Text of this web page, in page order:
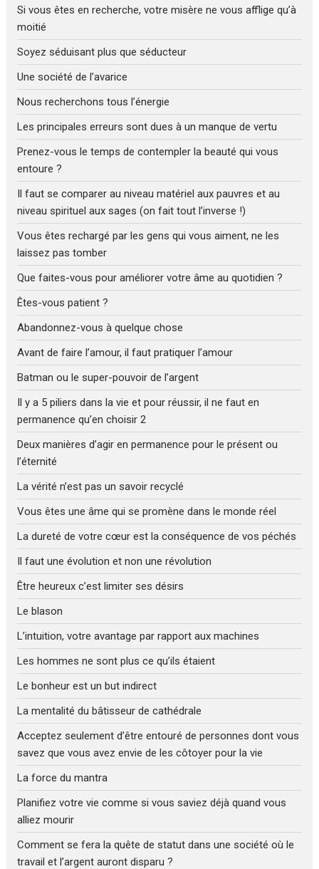
Si vous êtes en recherche, votre misère ne vous afflige qu’à
moitié
Soyez séduisant plus que séducteur
Une société de l’avarice
Nous recherchons tous l’énergie
Les principales erreurs sont dues à un manque de vertu
Prenez-vous le temps de contempler la beauté qui vous
entoure ?
Il faut se comparer au niveau matériel aux pauvres et au
niveau spirituel aux sages (on fait tout l’inverse !)
Vous êtes rechargé par les gens qui vous aiment, ne les
laissez pas tomber
Que faites-vous pour améliorer votre âme au quotidien ?
Êtes-vous patient ?
Abandonnez-vous à quelque chose
Avant de faire l’amour, il faut pratiquer l’amour
Batman ou le super-pouvoir de l’argent
Il y a 5 piliers dans la vie et pour réussir, il ne faut en
permanence qu’en choisir 2
Deux manières d’agir en permanence pour le présent ou
l’éternité
La vérité n’est pas un savoir recyclé
Vous êtes une âme qui se promène dans le monde réel
La dureté de votre cœur est la conséquence de vos péchés
Il faut une évolution et non une révolution
Être heureux c’est limiter ses désirs
Le blason
L’intuition, votre avantage par rapport aux machines
Les hommes ne sont plus ce qu’ils étaient
Le bonheur est un but indirect
La mentalité du bâtisseur de cathédrale
Acceptez seulement d’être entouré de personnes dont vous
savez que vous avez envie de les côtoyer pour la vie
La force du mantra
Planifiez votre vie comme si vous saviez déjà quand vous
alliez mourir
Comment se fera la quête de statut dans une société où le
travail et l’argent auront disparu ?